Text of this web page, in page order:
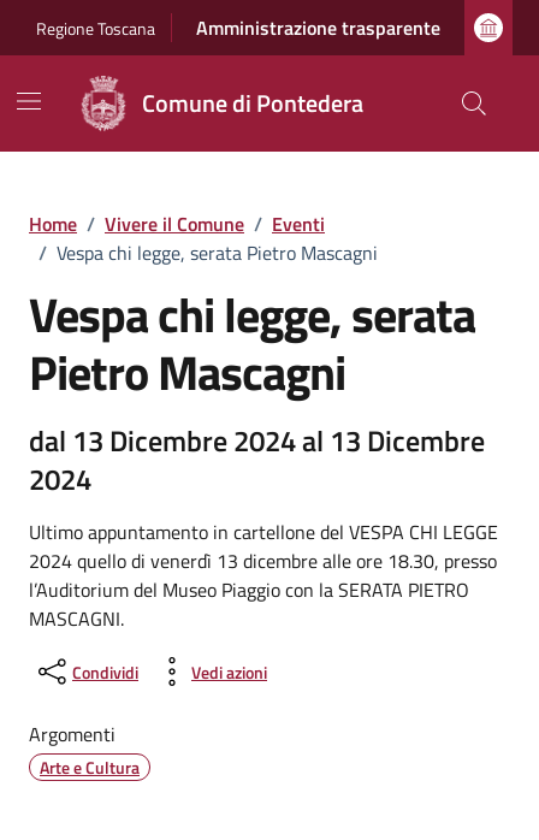
Regione Toscana Amministrazione trasparente
Comune di Pontedera
Home / Vivere il Comune / Eventi
/ Vespa chi legge, serata Pietro Mascagni
Vespa chi legge, serata
Pietro Mascagni
dal 13 Dicembre 2024 al 13 Dicembre
2024
Ultimo appuntamento in cartellone del VESPA CHI LEGGE
2024 quello di venerdì 13 dicembre alle ore 18.30, presso
l’Auditorium del Museo Piaggio con la SERATA PIETRO
MASCAGNI.
Condividi Vedi azioni
Argomenti
Arte e Cultura